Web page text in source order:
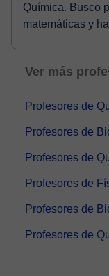
Química. Busco
matemáticas y
Ver más
Profesores de
Profesores de
Profesores de
Profesores de
Profesores de
Profesores de